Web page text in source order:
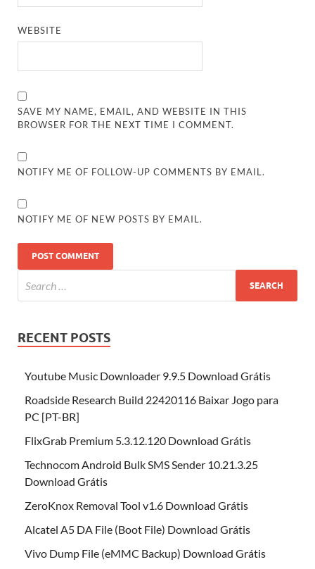
WEBSITE
SAVE MY NAME, EMAIL, AND WEBSITE IN THIS
BROWSER FOR THE NEXT TIME I COMMENT.
NOTIFY ME OF FOLLOW-UP COMMENTS BY EMAIL.
NOTIFY ME OF NEW POSTS BY EMAIL.
RECENT POSTS
Youtube Music Downloader 9.9.5 Download Grátis
Roadside Research Build 22420116 Baixar Jogo para
PC [PT-BR]
FlixGrab Premium 5.3.12.120 Download Grátis
Technocom Android Bulk SMS Sender 10.21.3.25
Download Grátis
ZeroKnox Removal Tool v1.6 Download Grátis
Alcatel A5 DA File (Boot File) Download Grátis
Vivo Dump File (eMMC Backup) Download Grátis